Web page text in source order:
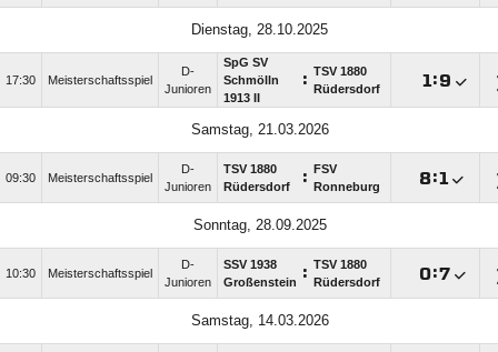
Dienstag, 28.10.2025
17:30 Meisterschaftsspiel
D-
Junioren
SpG SV
Schmölln
1913 II
: TSV 1880
Rüdersdorf
:
Samstag, 21.03.2026
09:30 Meisterschaftsspiel
D-
Junioren
TSV 1880
Rüdersdorf
:
FSV
Ronneburg
:
Sonntag, 28.09.2025
10:30 Meisterschaftsspiel
D-
Junioren
SSV 1938
Großenstein : TSV 1880
Rüdersdorf
:
Samstag, 14.03.2026